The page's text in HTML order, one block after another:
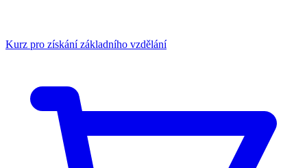
Kurz pro získání základního vzdělání